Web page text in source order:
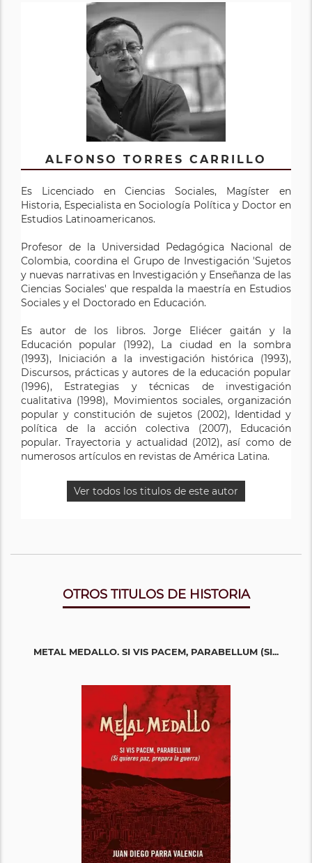
ALFONSO TORRES CARRILLO
Es Licenciado en Ciencias Sociales, Magíster en
Historia, Especialista en Sociología Política y Doctor en
Estudios Latinoamericanos.
Profesor de la Universidad Pedagógica Nacional de
Colombia, coordina el Grupo de Investigación 'Sujetos
y nuevas narrativas en Investigación y Enseñanza de las
Ciencias Sociales' que respalda la maestría en Estudios
Sociales y el Doctorado en Educación.
Es autor de los libros. Jorge Eliécer gaitán y la
Educación popular (1992), La ciudad en la sombra
(1993), Iniciación a la investigación histórica (1993),
Discursos, prácticas y autores de la educación popular
(1996), Estrategias y técnicas de investigación
cualitativa (1998), Movimientos sociales, organización
popular y constitución de sujetos (2002), Identidad y
política de la acción colectiva (2007), Educación
popular. Trayectoria y actualidad (2012), así como de
numerosos artículos en revistas de América Latina.
Ver todos los titulos de este autor
OTROS TITULOS DE HISTORIA
METAL MEDALLO. SI VIS PACEM, PARABELLUM (SI...